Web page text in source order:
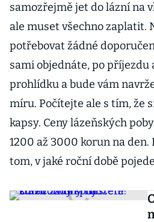
samozřejmě jet do lázní na
ale muset všechno zaplatit.
potřebovat žádné
sami objednáte, po
prohlídku a bude vám
míru. Počítejte ale s tím, že
kapsy. Ceny lázeňských
1200 až 3000 korun na den.
tom, v jaké roční době